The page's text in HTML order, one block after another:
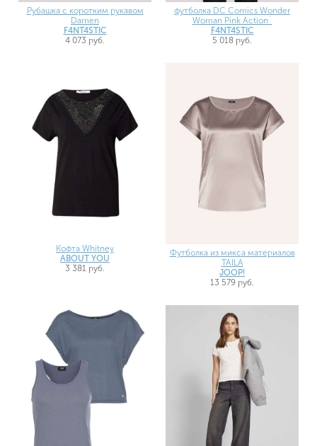
Рубашка с коротким рукавом
Damen
F4NT4STIC
4 073 руб.
футболка DC Comics Wonder
Woman Pink Action`
F4NT4STIC
5 018 руб.
Кофта Whitney
ABOUT YOU
3 381 руб.
Футболка из микса материалов
TAILA
JOOP!
13 579 руб.